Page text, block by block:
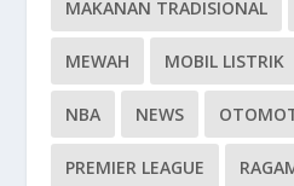
MAKANAN TRADISIONAL
MEWAH MOBIL LISTRIK
NBA NEWS
PREMIER LEAGUE